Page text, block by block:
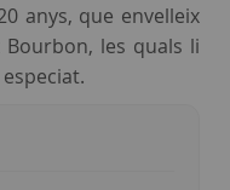
anys, que envelleix
les quals li